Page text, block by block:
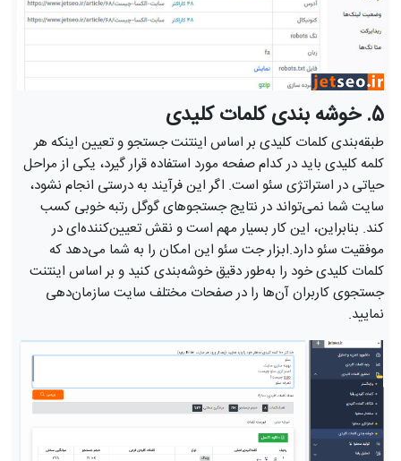
5. خوشه بندی کلمات کلیدی
طبقه‌بندی کلمات کلیدی بر اساس اینتنت جستجو و تعیین اینکه هر
کلمه کلیدی باید در کدام صفحه مورد استفاده قرار گیرد، یکی از مراحل
حیاتی در استراتژی سئو است. اگر این فرآیند به درستی انجام نشود،
سایت شما نمی‌تواند در نتایج جستجوهای گوگل رتبه خوبی کسب
کند. بنابراین، این کار بسیار مهم است و نقش تعیین‌کننده‌ای در
موفقیت سئو دارد.ابزار جت سئو این امکان را به شما می‌دهد که
کلمات کلیدی خود را به‌طور دقیق خوشه‌بندی کنید و بر اساس اینتنت
جستجوی کاربران آن‌ها را در صفحات مختلف سایت سازمان‌دهی
نمایید.